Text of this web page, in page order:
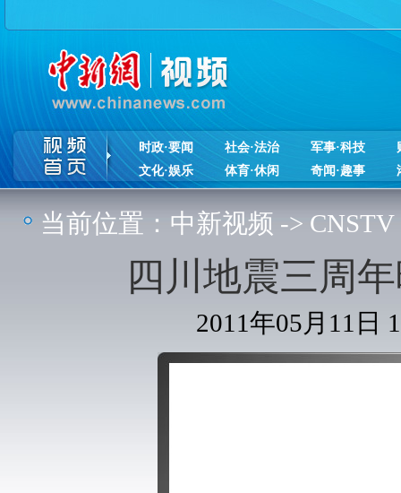
时政·要闻 社会·法治 军事·科技
文化·娱乐
体育·休闲 奇闻·趣事
当前位置： 中新视频 -> CNSTV
四川地震三周
2011年05月11